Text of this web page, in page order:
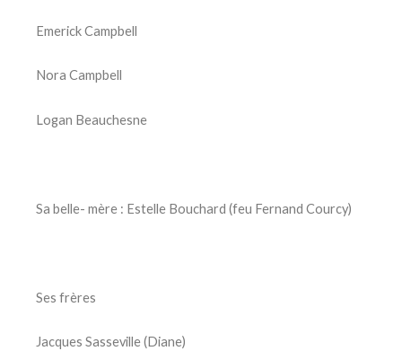
Emerick Campbell
Nora Campbell
Logan Beauchesne
Sa belle- mère : Estelle Bouchard (feu Fernand Courcy)
Ses frères
Jacques Sasseville (Diane)